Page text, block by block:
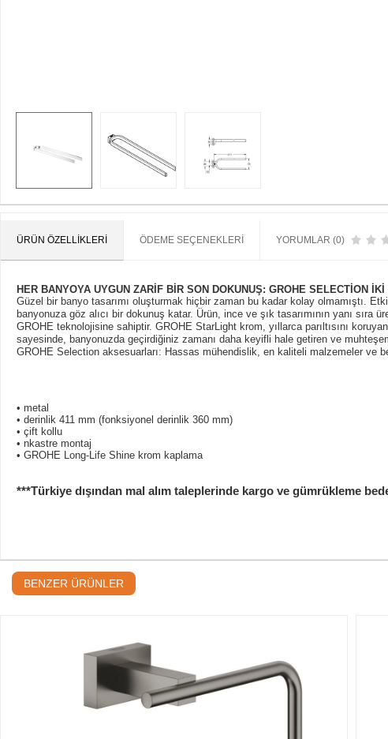
ÜRÜN ÖZELLIKLERI ÖDEME SEÇENEKLERI YORUMLAR (0)
HER BANYOYA UYGUN ZARİF BİR SON DOKUNUŞ: GROHE SELECTİON
Güzel bir banyo tasarımı oluşturmak hiçbir zaman bu kadar kolay olmamıştı.
banyonuza göz alıcı bir dokunuş katar. Ürün, ince ve şık tasarımının yanı
GROHE teknolojisine sahiptir. GROHE StarLight krom, yıllarca parıltısını
sayesinde, banyonuzda geçirdiğiniz zamanı daha keyifli hale getiren ve
GROHE Selection aksesuarları: Hassas mühendislik, en kaliteli malzemeler ve
• metal
• derinlik 411 mm (fonksiyonel derinlik 360 mm)
• çift kollu
• nkastre montaj
• GROHE Long-Life Shine krom kaplama
***Türkiye dışından mal alım taleplerinde kargo ve gümrükleme
BENZER ÜRÜNLER